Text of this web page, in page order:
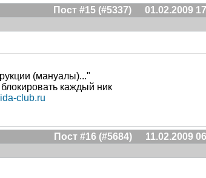
Пост #15 (#5337)
01.02.2009
(мануалы)..."
каждый ник
club.ru
Пост #16 (#5684)
11.02.2009